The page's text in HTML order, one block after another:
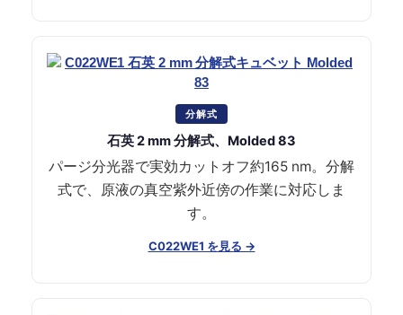
分解式
石英 2 mm 分解式、Molded 83
パージ分光器で実効カットオフ約165 nm。分解
式で、原液の真空紫外近傍の作業に対応しま
す。
C022WE1 を見る →